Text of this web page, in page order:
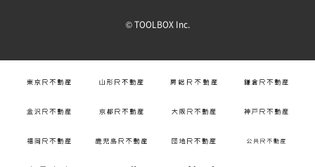
© TOOLBOX Inc.